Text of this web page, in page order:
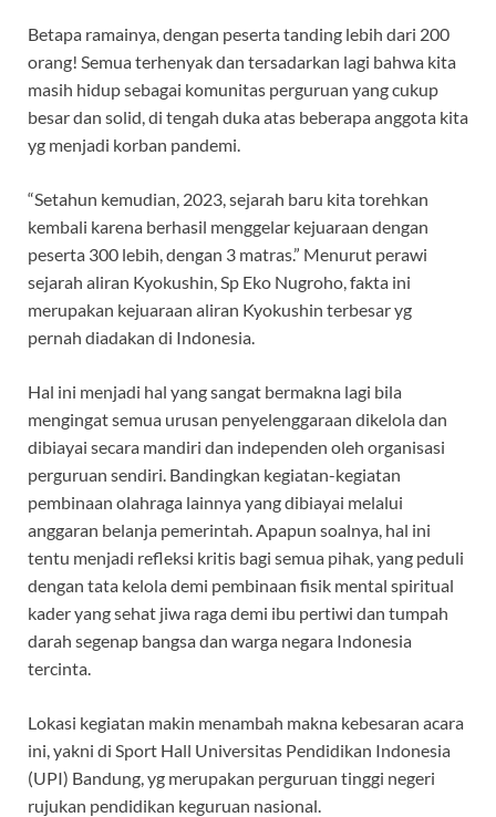
Betapa ramainya, dengan peserta tanding lebih dari 200
orang! Semua terhenyak dan tersadarkan lagi bahwa kita
masih hidup sebagai komunitas perguruan yang cukup
besar dan solid, di tengah duka atas beberapa anggota kita
yg menjadi korban pandemi.
“Setahun kemudian, 2023, sejarah baru kita torehkan
kembali karena berhasil menggelar kejuaraan dengan
peserta 300 lebih, dengan 3 matras.” Menurut perawi
sejarah aliran Kyokushin, Sp Eko Nugroho, fakta ini
merupakan kejuaraan aliran Kyokushin terbesar yg
pernah diadakan di Indonesia.
Hal ini menjadi hal yang sangat bermakna lagi bila
mengingat semua urusan penyelenggaraan dikelola dan
dibiayai secara mandiri dan independen oleh organisasi
perguruan sendiri. Bandingkan kegiatan-kegiatan
pembinaan olahraga lainnya yang dibiayai melalui
anggaran belanja pemerintah. Apapun soalnya, hal ini
tentu menjadi refleksi kritis bagi semua pihak, yang peduli
dengan tata kelola demi pembinaan fisik mental spiritual
kader yang sehat jiwa raga demi ibu pertiwi dan tumpah
darah segenap bangsa dan warga negara Indonesia
tercinta.
Lokasi kegiatan makin menambah makna kebesaran acara
ini, yakni di Sport Hall Universitas Pendidikan Indonesia
(UPI) Bandung, yg merupakan perguruan tinggi negeri
rujukan pendidikan keguruan nasional.